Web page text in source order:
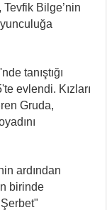
Tevfik Bilge’nin
tanıştığı
evlendi. Kızları
Gruda,
ardından
birinde